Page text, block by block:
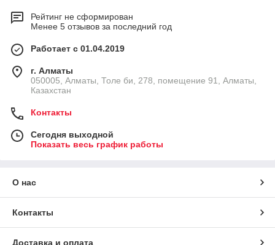
Рейтинг не сформирован
Менее 5 отзывов за последний год
Работает с 01.04.2019
г. Алматы
050005, Алматы, Толе би, 278, помещение 91, Алматы,
Казахстан
Контакты
Сегодня выходной
Показать весь график работы
О нас
Контакты
Доставка и оплата